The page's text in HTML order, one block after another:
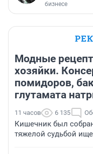
бизнесе
Модные
хозяйки.
помидоров,
глутамата
11 часов 6 135
Кишечник был
тяжелой судьбой